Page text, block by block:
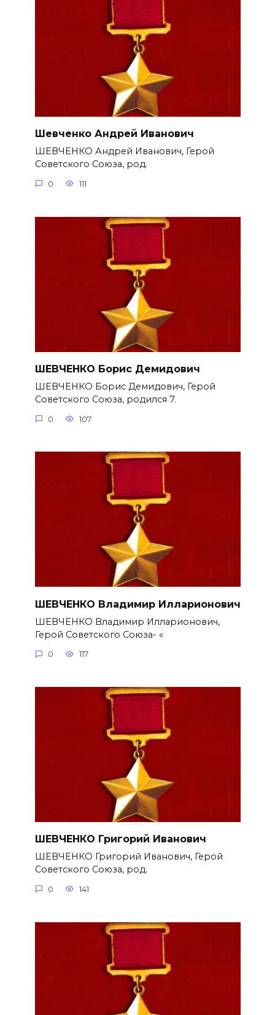
Шевченко Андрей Иванович
ШЕВЧЕНКО Андрей Иванович, Герой
Советского Союза, род.
0 111
ШЕВЧЕНКО Борис Демидович
ШЕВЧЕНКО Борис Демидович, Герой
Советского Союза, родился 7.
0 107
ШЕВЧЕНКО Владимир Илларионович
ШЕВЧЕНКО Владимир Илларионович,
Герой Советского Союза- «
0 117
ШЕВЧЕНКО Григорий Иванович
ШЕВЧЕНКО Григорий Иванович, Герой
Советского Союза, род.
0 141